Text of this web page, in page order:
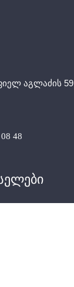
აგლაძის 59
48